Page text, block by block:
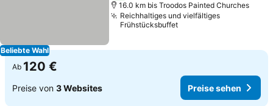
Beliebte Wahl
16.0 km bis Troodos Painted Churches
Reichhaltiges und vielfältiges
Frühstücksbuffet
Ab 120 €
Preise von 3 Websites Preise sehen